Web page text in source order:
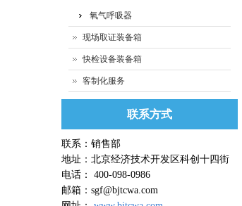
氧气呼吸器
现场取证装备箱
快检设备装备箱
客制化服务
联系方式
联系：销售部
地址：北京经济技术开发区科创十四街
电话： 400-098-0986
邮箱：sgf@bjtcwa.com